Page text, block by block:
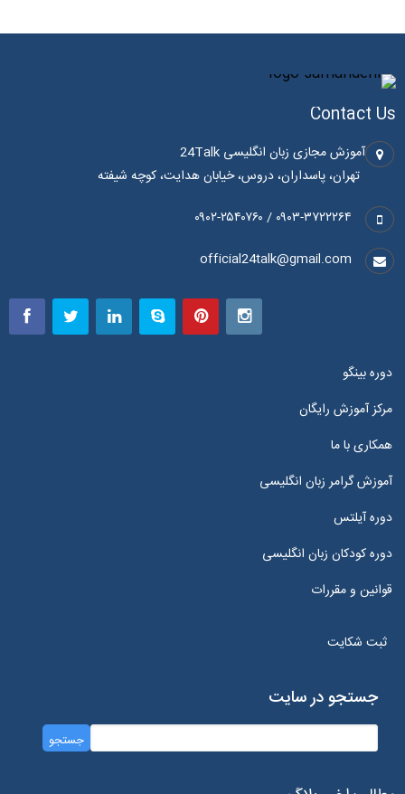
Contact Us
آموزش مجازی زبان انگلیسی 24Talk
تهران، پاسداران، دروس، خیابان هدایت، کوچه شیفته
۰۹۰۳-۳۷۲۲۲۶۴ / ۰۹۰۲-۲۵۴۰۷۶۰
official24talk@gmail.com
دوره بینگو
مرکز آموزش رایگان
همکاری با ما
آموزش گرامر زبان انگلیسی
دوره آیلتس
دوره کودکان زبان انگلیسی
قوانین و مقررات
ثبت شکایت
جستجو در سایت